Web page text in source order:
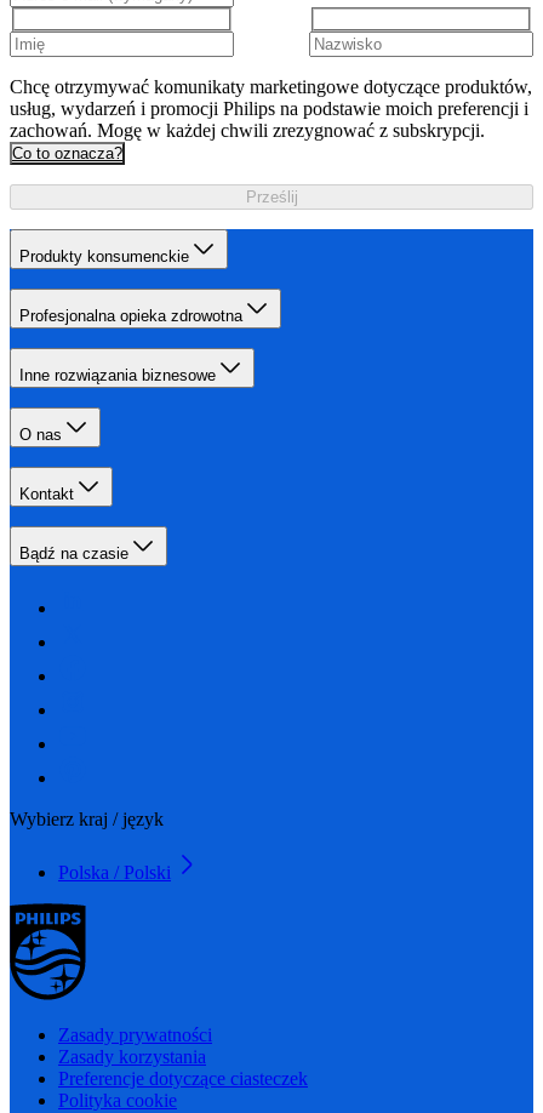
Chcę otrzymywać komunikaty marketingowe dotyczące produktów,
usług, wydarzeń i promocji Philips na podstawie moich preferencji i
zachowań. Mogę w każdej chwili zrezygnować z subskrypcji.
Co to oznacza?
Prześlij
Produkty konsumenckie
Profesjonalna opieka zdrowotna
Inne rozwiązania biznesowe
O nas
Kontakt
Bądź na czasie
Wybierz kraj / język
Polska / Polski
Zasady prywatności
Zasady korzystania
Preferencje dotyczące ciasteczek
Polityka cookie